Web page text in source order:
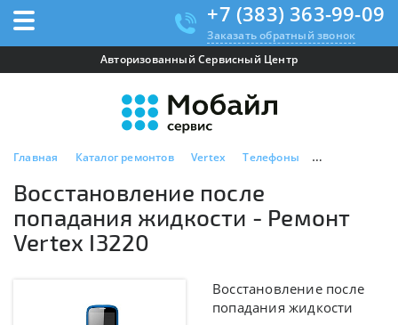
+7 (383) 363-99-09
Заказать обратный звонок
Авторизованный Сервисный Центр
Главная Каталог ремонтов Vertex Телефоны Vertex I3220
Восстановление после
попадания жидкости - Ремонт
Vertex I3220
Восстановление после
попадания жидкости